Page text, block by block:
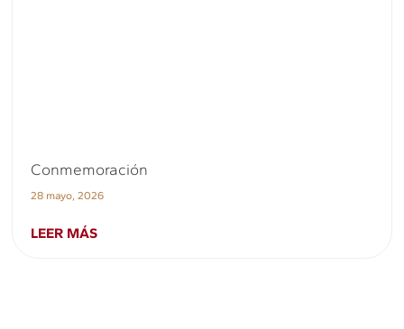
Conmemoración
28 mayo, 2026
LEER MÁS